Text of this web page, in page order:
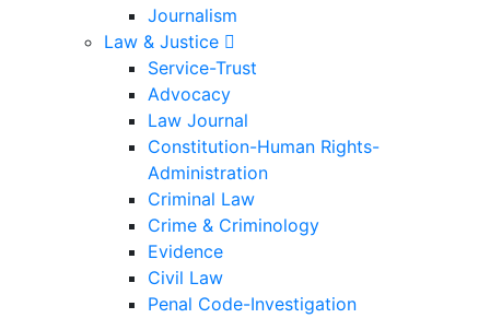
Journalism
Law & Justice
Service-Trust
Advocacy
Law Journal
Constitution-Human Rights-
Administration
Criminal Law
Crime & Criminology
Evidence
Civil Law
Penal Code-Investigation